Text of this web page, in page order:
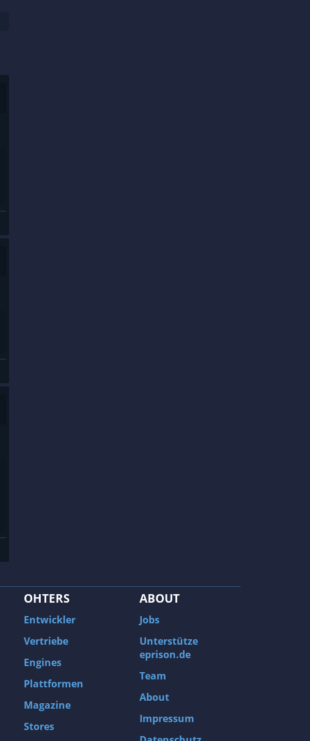
OHTERS
Entwickler
Vertriebe
Engines
Plattformen
Magazine
Stores
ABOUT
Jobs
Unterstütze
eprison.de
Team
About
Impressum